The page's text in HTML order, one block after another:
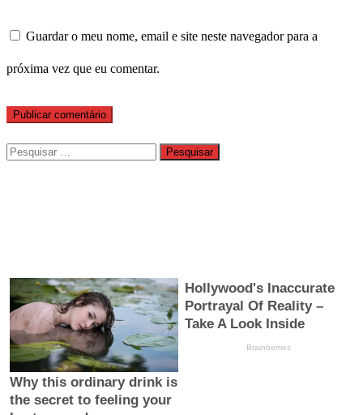
Guardar o meu nome, email e site neste navegador para a
próxima vez que eu comentar.
Pesquisar
por: